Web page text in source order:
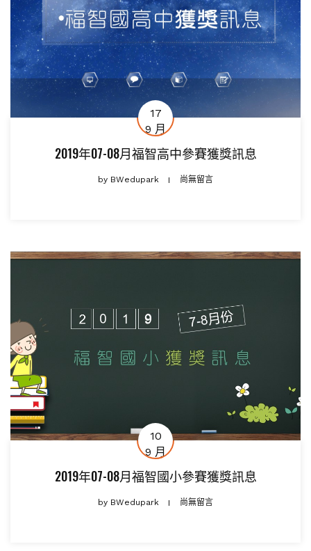
17
9 月
2019年07-08月福智高中參賽獲獎訊息
by BWedupark 尚無留言
10
9 月
2019年07-08月福智國小參賽獲獎訊息
by BWedupark 尚無留言